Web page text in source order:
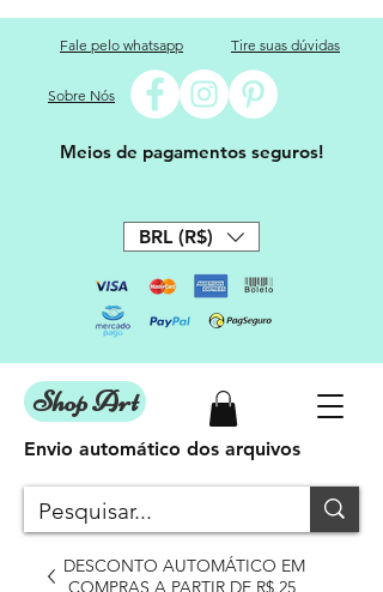
Fale pelo whatsapp Tire suas dúvidas
Sobre Nós
Meios de pagamentos seguros!
BRL (R$)
Shop Art
DESCONTO AUTOMÁTICO EM
COMPRAS A PARTIR DE R$ 25
Envio automático dos arquivos